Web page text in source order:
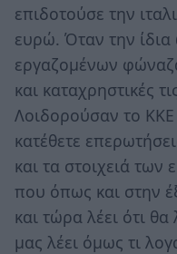
επιδοτούσε την
ευρώ. Όταν την
εργαζομένων
και καταχρηστικές
Λοιδορούσαν το
κατέθετε
και τα στοιχειά των
που όπως και στην
και τώρα λέει ότι
μας λέει όμως τι